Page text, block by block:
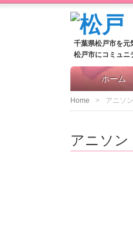
千葉県松戸市を元
松戸市にコミュニ
ホーム
Home アニソン
アニソン